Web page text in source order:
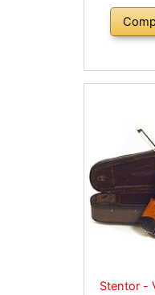
Stentor -